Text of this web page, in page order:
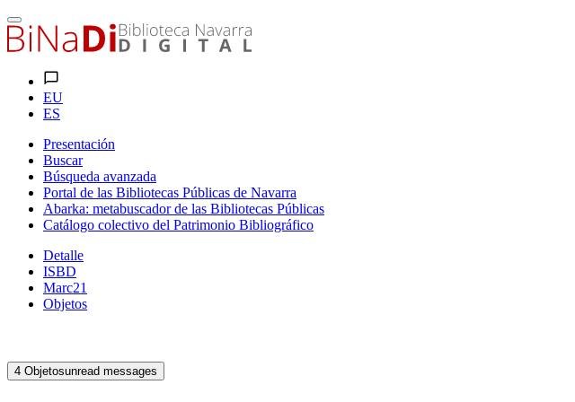
EU
ES
Presentación
Buscar
Búsqueda avanzada
Portal de las Bibliotecas Públicas de Navarra
Abarka: metabuscador de las Bibliotecas Públicas
Catálogo colectivo del Patrimonio Bibliográfico
Detalle
ISBD
Marc21
Objetos
4 Objetosunread messages